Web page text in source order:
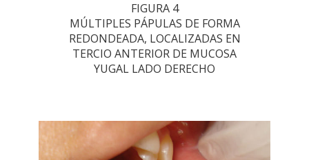
FIGURA 4
MÚLTIPLES PÁPULAS DE FORMA
REDONDEADA, LOCALIZADAS EN
TERCIO ANTERIOR DE MUCOSA
YUGAL LADO DERECHO